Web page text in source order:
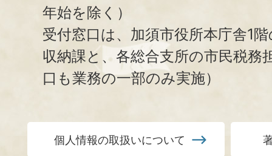
年始を除く）
受付窓口は、加須市役所本庁舎1
収納課と、 各総合支所の市民税務
口も業務の一部のみ実施）
個人情報の取扱いについて